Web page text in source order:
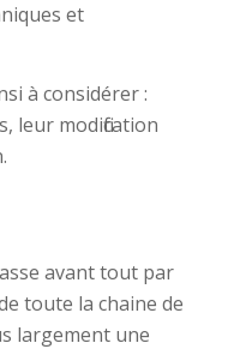
et
à considérer :
leur modification
avant tout par
toute la chaine de
largement une